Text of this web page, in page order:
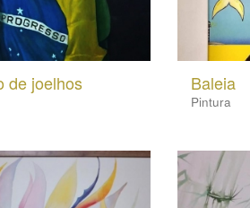
de joelhos Baleia
Pintura